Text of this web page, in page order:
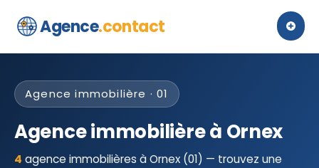
Agence.contact
Agence immobilière · 01
Agence immobilière à Ornex
4 agence immobilières à Ornex (01) — trouvez une